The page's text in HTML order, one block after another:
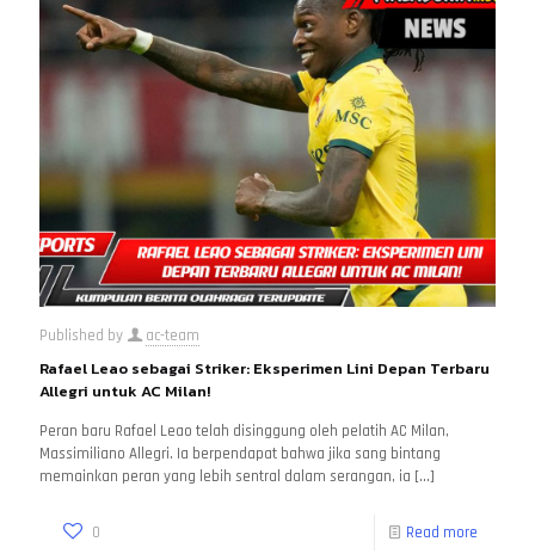
Published by ac-team
Rafael Leao sebagai Striker: Eksperimen Lini Depan Terbaru
Allegri untuk AC Milan!
Peran baru Rafael Leao telah disinggung oleh pelatih AC Milan,
Massimiliano Allegri. Ia berpendapat bahwa jika sang bintang
memainkan peran yang lebih sentral dalam serangan, ia […]
0 Read more